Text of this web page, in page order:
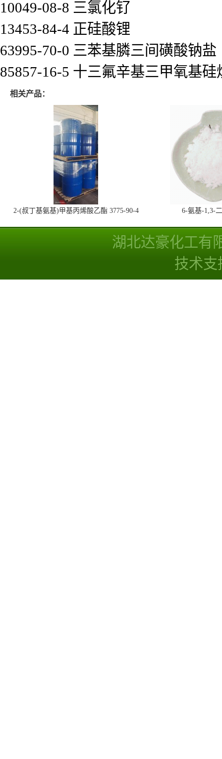
10049-08-8 三氯化钌
13453-84-4 正硅酸锂
63995-70-0 三苯基膦三间磺酸钠盐
85857-16-5 十三氟辛基三甲氧基硅
相关产品：
2-(叔丁基氨基)甲基丙烯酸乙酯 3775-90-4 6-氨基-1,3-
湖北达豪化工有
技术